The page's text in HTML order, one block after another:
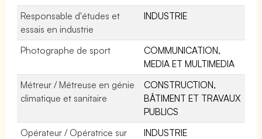
Responsable d'études et
essais en industrie
INDUSTRIE
Photographe de sport
COMMUNICATION,
MEDIA ET MULTIMEDIA
Métreur / Métreuse en génie
climatique et sanitaire
CONSTRUCTION,
BÂTIMENT ET TRAVAUX
PUBLICS
Opérateur / Opératrice sur
INDUSTRIE